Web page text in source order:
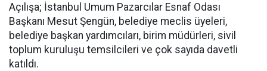
Açılışa; İstanbul Umum Pazarcılar Esnaf Odası
Başkanı Mesut Şengün, belediye meclis üyeleri,
belediye başkan yardımcıları, birim müdürleri, sivil
toplum kuruluşu temsilcileri ve çok sayıda davetli
katıldı.